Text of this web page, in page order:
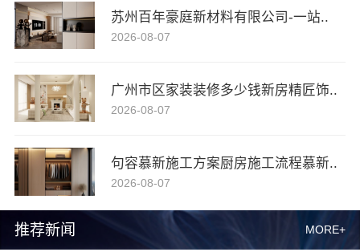
推荐新闻 MORE+
苏州百年豪庭新材料有限公司-一站..
2026-08-07
广州市区家装装修多少钱新房精匠饰..
2026-08-07
句容慕新施工方案厨房施工流程慕新..
2026-08-07